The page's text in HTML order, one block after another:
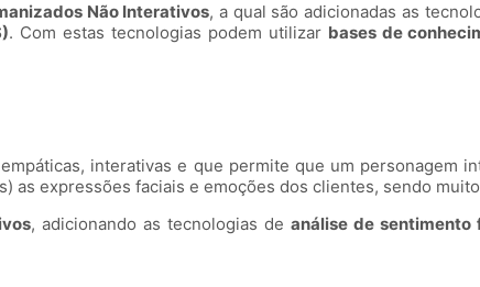
Não Interativos, a qual são adicionadas as
. Com estas tecnologias podem utilizar bases de
interativas e que permite que um personagem
expressões faciais e emoções dos clientes, sendo
, adicionando as tecnologias de análise de